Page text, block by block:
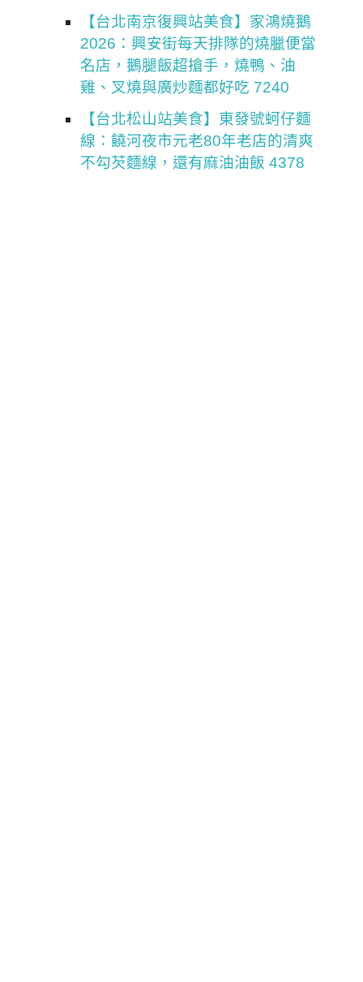
【台北南京復興站美食】家鴻燒鵝
2026：興安街每天排隊的燒臘便當
名店，鵝腿飯超搶手，燒鴨、油
雞、叉燒與廣炒麵都好吃 7240
【台北松山站美食】東發號蚵仔麵
線：饒河夜市元老80年老店的清爽
不勾芡麵線，還有麻油油飯 4378